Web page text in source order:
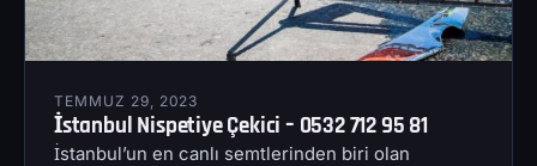
TEMMUZ 29, 2023
İstanbul Nispetiye Çekici – 0532 712 95 81
İstanbul’un en canlı semtlerinden biri olan